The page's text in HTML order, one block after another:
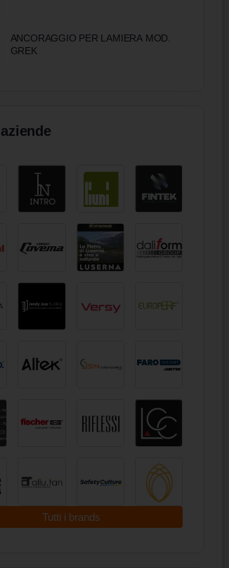
ANCORAGGIO PER LAMIERA MOD.
GREK
Tutti i brands